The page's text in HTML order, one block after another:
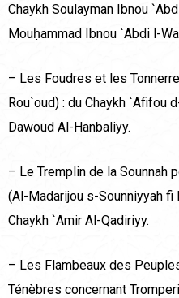
Chaykh Soulayman Ibnou
Mouḥammad Ibnou `Abdi l-
– Les Foudres et les
Rou`oud) : du Chaykh `Afifou
Dawoud Al-Hanbaliyy.
– Le Tremplin de la Sounnah
(Al-Madarijou s-Sounniyyah fi
Chaykh `Amir Al-Qadiriyy.
– Les Flambeaux des
Ténèbres concernant